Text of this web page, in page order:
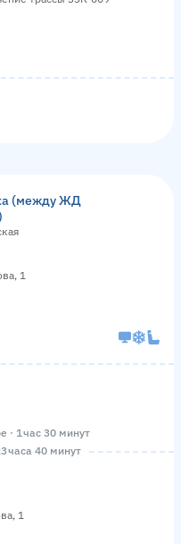
(между ЖД
1
· 1 час 30 минут
часа 40 минут
1